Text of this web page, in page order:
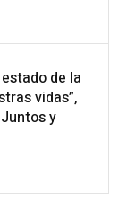
de la
vidas”,
y